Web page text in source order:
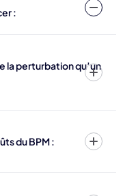
:
la perturbation qu’un
du BPM :